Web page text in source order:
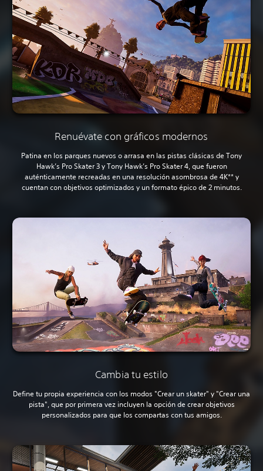
Renuévate con gráficos modernos
Patina en los parques nuevos o arrasa en las pistas clásicas de Tony
Hawk’s Pro Skater 3 y Tony Hawk’s Pro Skater 4, que fueron
auténticamente recreadas en una resolución asombrosa de 4K** y
cuentan con objetivos optimizados y un formato épico de 2 minutos.
Cambia tu estilo
Define tu propia experiencia con los modos "Crear un skater" y "Crear una
pista", que por primera vez incluyen la opción de crear objetivos
personalizados para que los compartas con tus amigos.